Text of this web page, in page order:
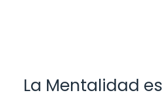
La Mentalidad